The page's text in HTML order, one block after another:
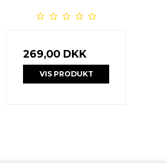
269,00 DKK
VIS PRODUKT